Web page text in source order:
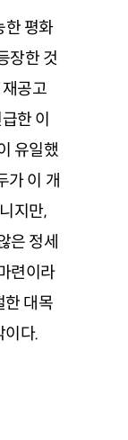
한 평화
장한 것
공고
한 이
유일했
가 이 개
지만,
은 정세
련이라
한 대목
이다.